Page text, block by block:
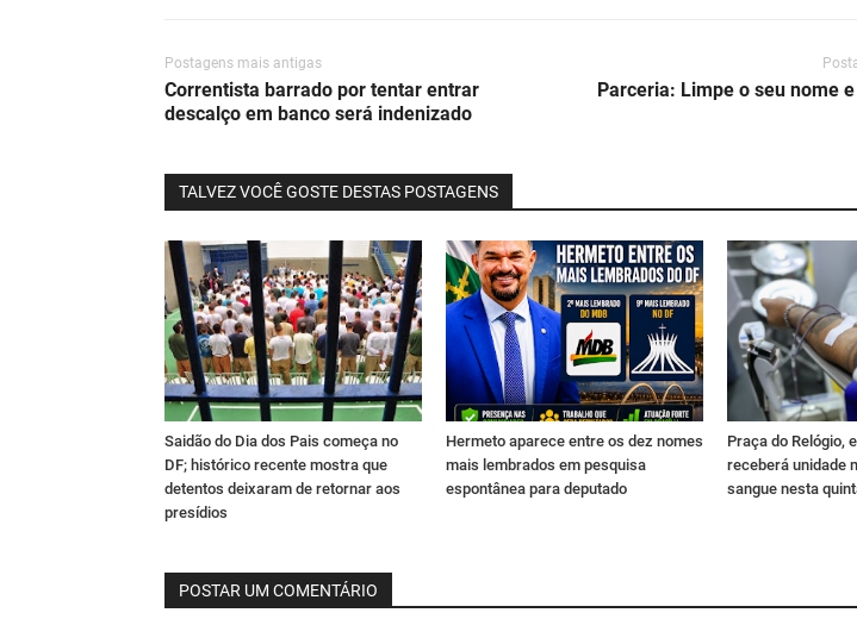
Postagens mais antigas
Correntista barrado por tentar entrar
descalço em banco será indenizado
Parceria: Limpe o seu nome
TALVEZ VOCÊ GOSTE DESTAS POSTAGENS
Saidão do Dia dos Pais começa no
DF; histórico recente mostra que
detentos deixaram de retornar aos
presídios
Hermeto aparece entre os dez nomes
mais lembrados em pesquisa
espontânea para deputado
Praça do Relógio,
receberá unidade
sangue nesta
POSTAR UM COMENTÁRIO